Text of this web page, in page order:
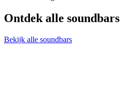
Ontdek alle soundbars
Bekijk alle soundbars